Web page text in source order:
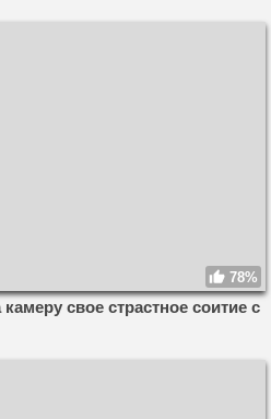
78%
свое страстное соитие с